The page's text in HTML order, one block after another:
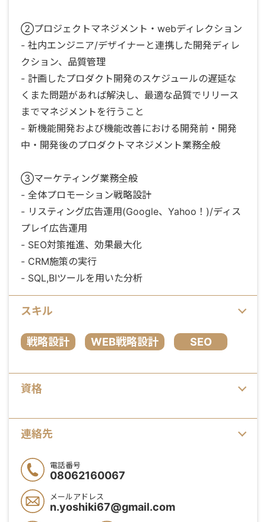
②プロジェクトマネジメント・webディレクション
- 社内エンジニア/デザイナーと連携した開発ディレ
クション、品質管理
- 計画したプロダクト開発のスケジュールの遅延な
くまた問題があれば解決し、最適な品質でリリース
までマネジメントを行うこと
- 新機能開発および機能改善における開発前・開発
中・開発後のプロダクトマネジメント業務全般
③マーケティング業務全般
- 全体プロモーション戦略設計
- リスティング広告運用(Google、Yahoo！)/ディス
プレイ広告運用
- SEO対策推進、効果最大化
- CRM施策の実行
- SQL,BIツールを用いた分析
スキル
戦略設計 WEB戦略設計 SEO
資格
連絡先
電話番号
08062160067
メールアドレス
n.yoshiki67@gmail.com